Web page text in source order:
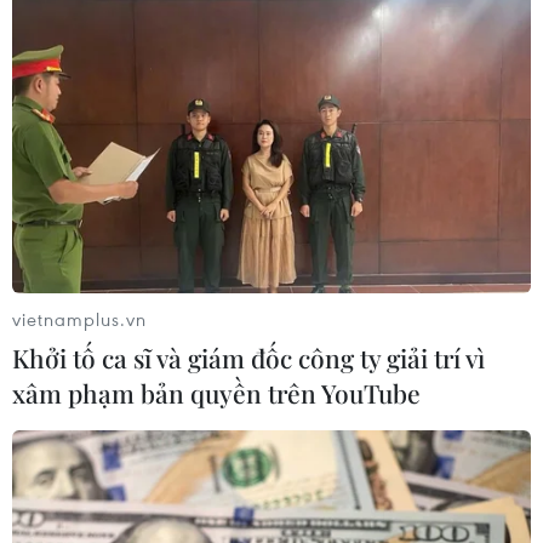
Philippines cáo buộc Trung Quốc bí mật
xây đảo nhân tạo ở Biển Đông
07/09/2016 06:41
Philippines đã công bố các bức ảnh cho thấy Trung
Quốc bắt đầu bí mật xây đảo nhân tạo tại bãi
Scarborough tranh chấp ở Biển Đông.
vietnamplus.vn
Khởi tố ca sĩ và giám đốc công ty giải trí vì
xâm phạm bản quyền trên YouTube